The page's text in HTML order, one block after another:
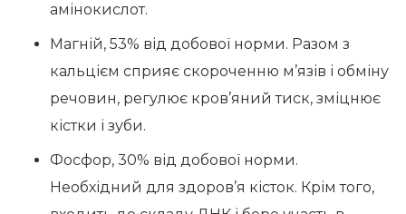
амінокислот.
Магній, 53% від добової норми. Разом з
кальцієм сприяє скороченню м’язів і обміну
речовин, регулює кров’яний тиск, зміцнює
кістки і зуби.
Фосфор, 30% від добової норми.
Необхідний для здоров’я кісток. Крім того,